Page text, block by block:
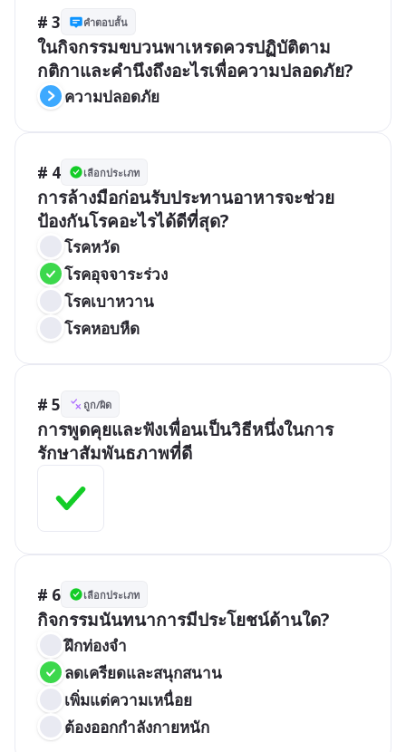
# 3 คำตอบสั้น
ในกิจกรรมขบวนพาเหรดควรปฏิบัติตาม
กติกาและคำนึงถึงอะไรเพื่อความปลอดภัย?
ความปลอดภัย
# 4 เลือกประเภท
การล้างมือก่อนรับประทานอาหารจะช่วย
ป้องกันโรคอะไรได้ดีที่สุด?
โรคหวัด
โรคอุจจาระร่วง
โรคเบาหวาน
โรคหอบหืด
# 5 ถูก/ผิด
การพูดคุยและฟังเพื่อนเป็นวิธีหนึ่งในการ
รักษาสัมพันธภาพที่ดี
# 6 เลือกประเภท
กิจกรรมนันทนาการมีประโยชน์ด้านใด?
ฝึกท่องจำ
ลดเครียดและสนุกสนาน
เพิ่มแต่ความเหนื่อย
ต้องออกกำลังกายหนัก